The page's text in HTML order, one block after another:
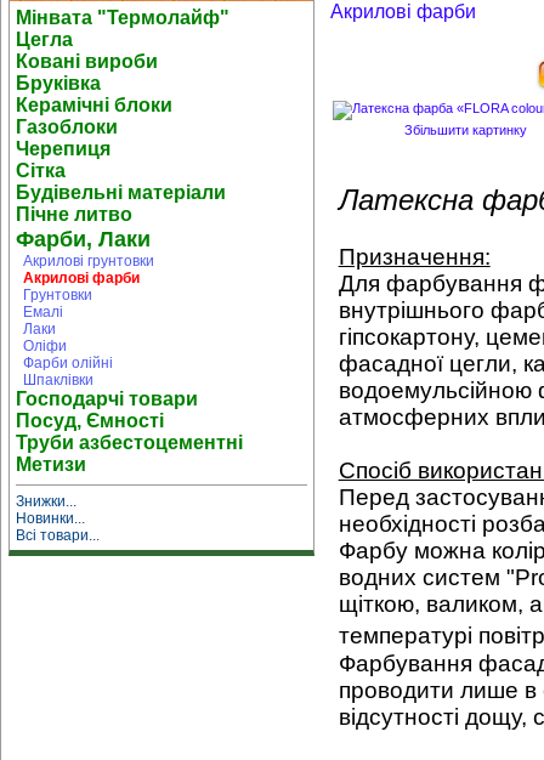
Мінвата "Термолайф"
Цегла
Ковані вироби
Бруківка
Керамічні блоки
Газоблоки
Черепиця
Сітка
Будівельні матеріали
Пічне литво
Фарби, Лаки
Акрилові грунтовки
Акрилові фарби
Грунтовки
Емалі
Лаки
Оліфи
Фарби олійні
Шпаклівки
Господарчі товари
Посуд, Ємності
Труби азбестоцементні
Метизи
Знижки...
Новинки...
Всі товари...
Акрилові фарби
Збільшити картинку
Латексна
Призначення:
Для фарбування
внутрішнього
гіпсокартону,
фасадної цегли,
атмосферних
Спосіб
Перед
необхідності
Фарбу можна
водних систем
щіткою, валиком,
температурі
Фарбування
проводити лише в
відсутності дощу,